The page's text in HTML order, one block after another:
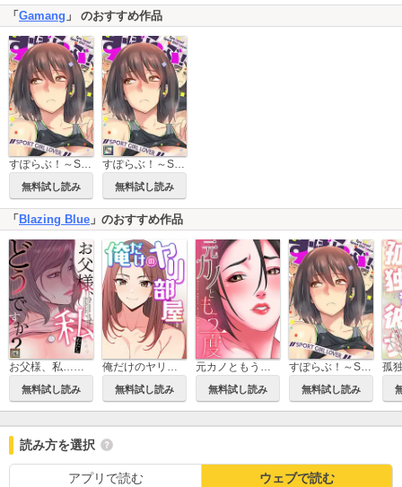
「 Gamang 」 のおすすめ作品
すぽらぶ！～SPORT GIRL LOVER
無料試し読み
すぽらぶ！～SPORT GIRL LOVER【全年齢版】
無料試し読み
「 Blazing Blue 」のおすすめ作品
お父様、私…どうですか？【タテヨミ】
無料試し読み
俺だけのヤリ部屋
無料試し読み
元カノともう一度
無料試し読み
すぽらぶ！～SPORT GIRL LOVER
無料試し読み
孤
読み方を選択
アプリで読む ウェブで読む